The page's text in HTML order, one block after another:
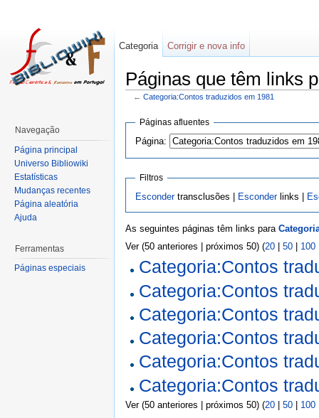
Páginas que têm links
← Categoria:Contos traduzidos em 1981
Páginas afluentes
Página:
Filtros
Escondertransclusões | Esconderlinks |
As seguintes páginas têm links para
Ver (50 anteriores | próximos 50) (20 50 100
Categoria:Contos
Categoria:Contos
Categoria:Contos
Categoria:Contos
Categoria:Contos
Categoria:Contos
Ver (50 anteriores | próximos 50) (20 50 100
Categoria Corrigir e nova info
Navegação
Página principal
Universo Bibliowiki
Estatísticas
Mudanças recentes
Página aleatória
Ajuda
Ferramentas
Páginas especiais